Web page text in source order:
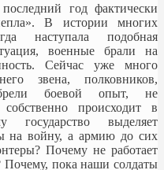
год фактически
В истории многих
наступала подобная
военные брали на
Сейчас уже много
звена, полковников,
боевой опыт, не
происходит в
государство выделяет
на войну, а армию до сих
Почему не работает
Почему, пока наши солдаты